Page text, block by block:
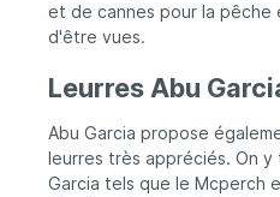
et de cannes pour la pêche
d'être vues.
Leurres Abu
Abu Garcia propose
leurres très appréciés. On y
Garcia tels que le Mcperch